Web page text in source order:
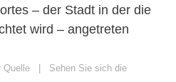
– der Stadt in der die
wird – angetreten
Quelle | Sehen Sie sich die